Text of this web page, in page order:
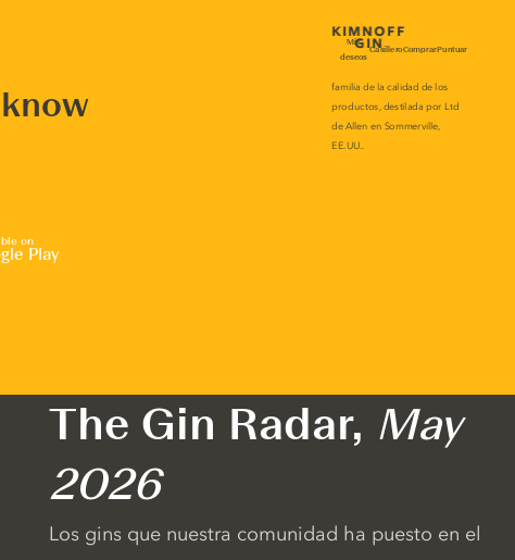
on
Play
The Gin Radar, May
2026
Los gins que nuestra comunidad ha puesto en el